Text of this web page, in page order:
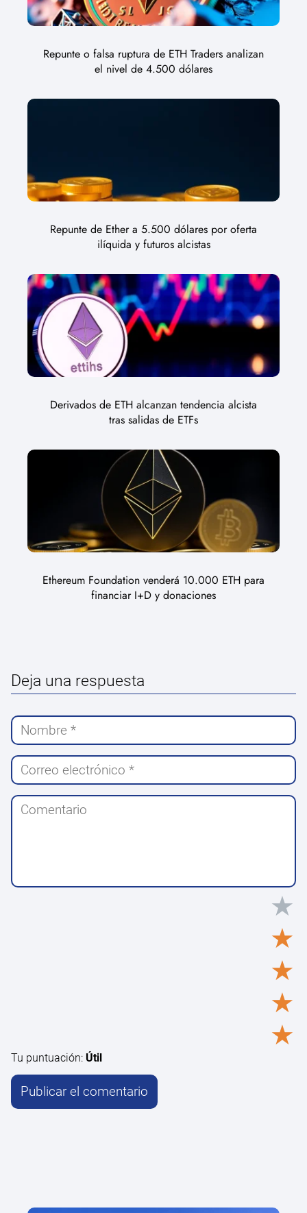
Repunte o falsa ruptura de ETH Traders analizan
el nivel de 4.500 dólares
Repunte de Ether a 5.500 dólares por oferta
ilíquida y futuros alcistas
Derivados de ETH alcanzan tendencia alcista
tras salidas de ETFs
Ethereum Foundation venderá 10.000 ETH para
financiar I+D y donaciones
Deja una respuesta
★
★
★
★
★
Tu puntuación: Útil